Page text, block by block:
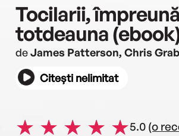
Tocilarii,
totdeauna
deJames Patterson, Chris
Citești nelimitat
5.0 (o